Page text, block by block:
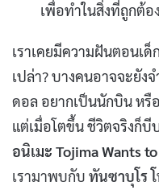
เพื่อทำในสิ่งที่ถูกต้อง
เราเคยมีความฝันตอนเ
เปล่า? บางคนอาจจะยัง
ดอล อยากเป็นนักบิน หรื
แต่เมื่อโตขึ้น ชีวิตจริงก็บี
อนิเมะ Tojima Wants
เรามาพบกับ ทันซาบุโร